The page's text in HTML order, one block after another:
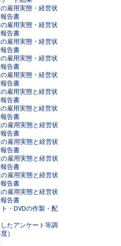
雇用実態・経営状
告書
雇用実態・経営状
告書
雇用実態・経営状
告書
雇用実態・経営状
告書
雇用実態・経営状
告書
雇用実態と経営状
告書
雇用実態と経営状
告書
雇用実態と経営状
告書
雇用実態と経営状
告書
雇用実態と経営状
告書
雇用実態と経営状
告書
雇用実態と経営状
告書
・DVDの作製・配
たアンケート等調
）